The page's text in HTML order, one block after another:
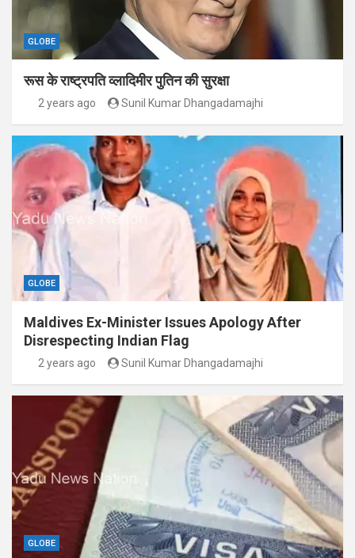
GLOBE
रूस के राष्ट्रपति व्लादिमीर पुतिन की सुरक्षा
2 years ago Sunil Kumar Dhangadamajhi
GLOBE
Maldives Ex-Minister Issues Apology After
Disrespecting Indian Flag
2 years ago Sunil Kumar Dhangadamajhi
GLOBE